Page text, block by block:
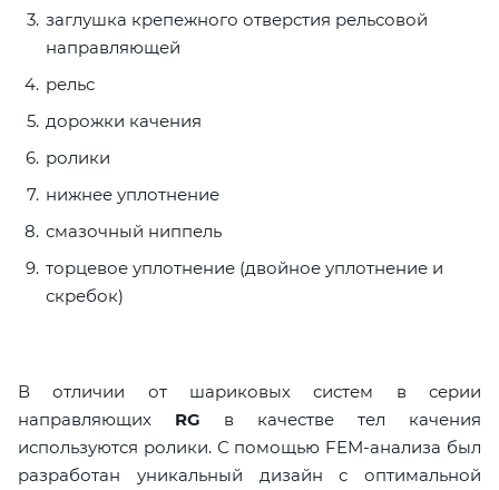
заглушка крепежного отверстия рельсовой
направляющей
рельс
дорожки качения
ролики
нижнее уплотнение
смазочный ниппель
торцевое уплотнение (двойное уплотнение и
скребок)
В отличии от шариковых систем в серии
направляющих RG в качестве тел качения
используются ролики. С помощью FEM-анализа был
разработан уникальный дизайн с оптимальной